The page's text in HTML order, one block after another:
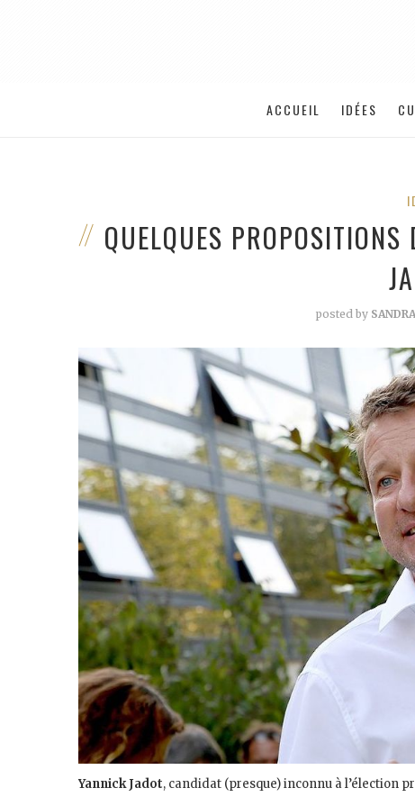
ACCUEIL IDÉES
QUELQUES
posted by
Yannick Jadot, candidat (presque) inconnu à l’élection